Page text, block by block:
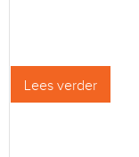
Lees verder